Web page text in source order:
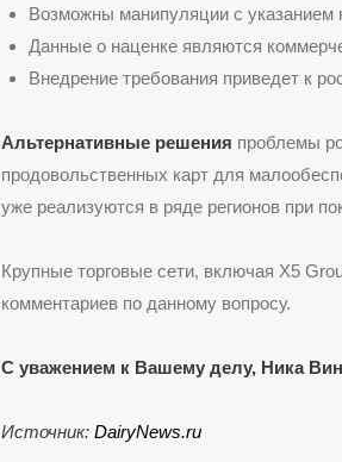
Возможны манипуляции с указанием
Данные о наценке являются
Внедрение требования приведет к
Альтернативные решения проблемы
продовольственных карт для
уже реализуются в ряде регионов при
Крупные торговые сети, включая X5
комментариев по данному вопросу.
С уважением к Вашему делу, Ника
Источник: DairyNews.ru